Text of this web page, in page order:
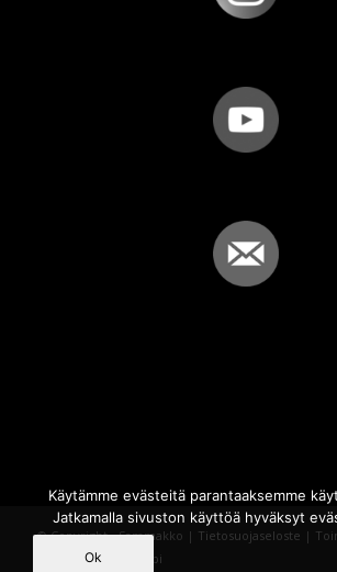
© Copyright - Sammakko | Tietosuojaseloste |
Powered by
iQWebbi
Käytämme evästeitä parantaaksemme
Jatkamalla sivuston käyttöä hyväksyt
Ok